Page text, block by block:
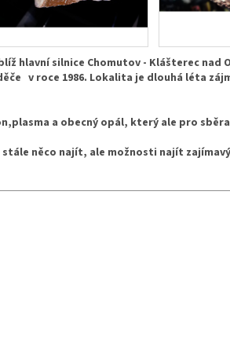
hlavní silnice Chomutov - Klášterec nad
v roce 1986. Lokalita je dlouhá léta
a obecný opál, který ale pro
něco najít, ale možnosti najít